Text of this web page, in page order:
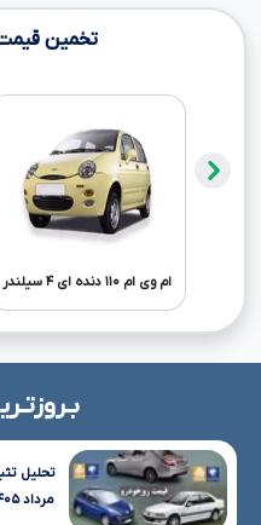
تخمین
ام وی ام ۱۱۰ دنده ای ۴ سیلندر
مرداد ۱۴۰۵